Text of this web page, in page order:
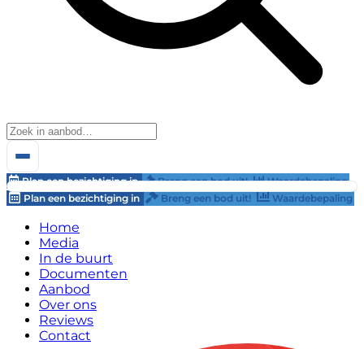
Plan een bezichtiging in Breng een bod uit!
Waardebepaling
Plan een bezichtiging in
Breng een bod uit! Waardebepaling
Home
Media
In de buurt
Documenten
Aanbod
Over ons
Reviews
Contact